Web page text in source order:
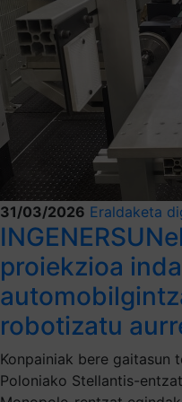
31/03/2026 Eraldaketa
proiekzioa
robotizatu
Konpainiak bere gaitasun
Poloniako Stellantis-